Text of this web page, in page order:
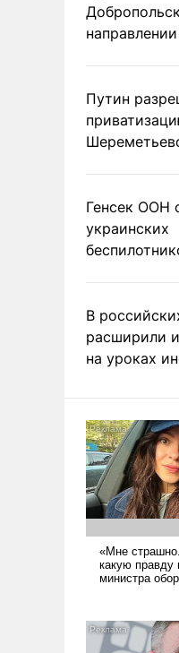
направлении
Путин
Генсек ООН
украинских
В
расширили
на уроках